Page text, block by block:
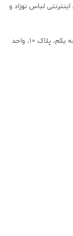
لباس نوزاد و
تهران، انقلاب، خیابان سپاه، کوچه غفوری، کوچه یکم، پلاک 10، واحد